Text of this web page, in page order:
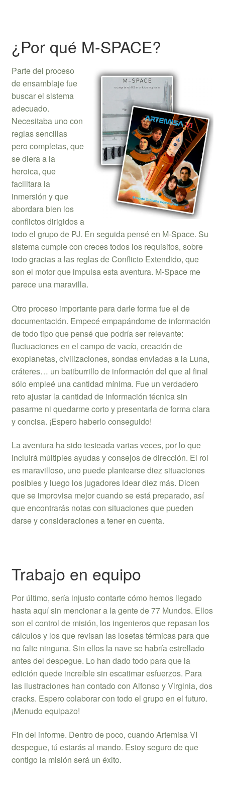
¿Por qué M-SPACE?
Parte del proceso
de ensamblaje fue
buscar el sistema
adecuado.
Necesitaba uno con
reglas sencillas
pero completas, que
se diera a la
heroica, que
facilitara la
inmersión y que
abordara bien los
conflictos dirigidos a
todo el grupo de PJ. En seguida pensé en M-Space. Su
sistema cumple con creces todos los requisitos, sobre
todo gracias a las reglas de Conflicto Extendido, que
son el motor que impulsa esta aventura. M-Space me
parece una maravilla.
Otro proceso importante para darle forma fue el de
documentación. Empecé empapándome de información
de todo tipo que pensé que podría ser relevante:
fluctuaciones en el campo de vacío, creación de
exoplanetas, civilizaciones, sondas enviadas a la Luna,
cráteres… un batiburrillo de información del que al final
sólo empleé una cantidad mínima. Fue un verdadero
reto ajustar la cantidad de información técnica sin
pasarme ni quedarme corto y presentarla de forma clara
y concisa. ¡Espero haberlo conseguido!
La aventura ha sido testeada varias veces, por lo que
incluirá múltiples ayudas y consejos de dirección. El rol
es maravilloso, uno puede plantearse diez situaciones
posibles y luego los jugadores idear diez más. Dicen
que se improvisa mejor cuando se está preparado, así
que encontrarás notas con situaciones que pueden
darse y consideraciones a tener en cuenta.
Trabajo en equipo
Por último, sería injusto contarte cómo hemos llegado
hasta aquí sin mencionar a la gente de 77 Mundos. Ellos
son el control de misión, los ingenieros que repasan los
cálculos y los que revisan las losetas térmicas para que
no falte ninguna. Sin ellos la nave se habría estrellado
antes del despegue. Lo han dado todo para que la
edición quede increíble sin escatimar esfuerzos. Para
las ilustraciones han contado con Alfonso y Virginia, dos
cracks. Espero colaborar con todo el grupo en el futuro.
¡Menudo equipazo!
Fin del informe. Dentro de poco, cuando Artemisa VI
despegue, tú estarás al mando. Estoy seguro de que
contigo la misión será un éxito.